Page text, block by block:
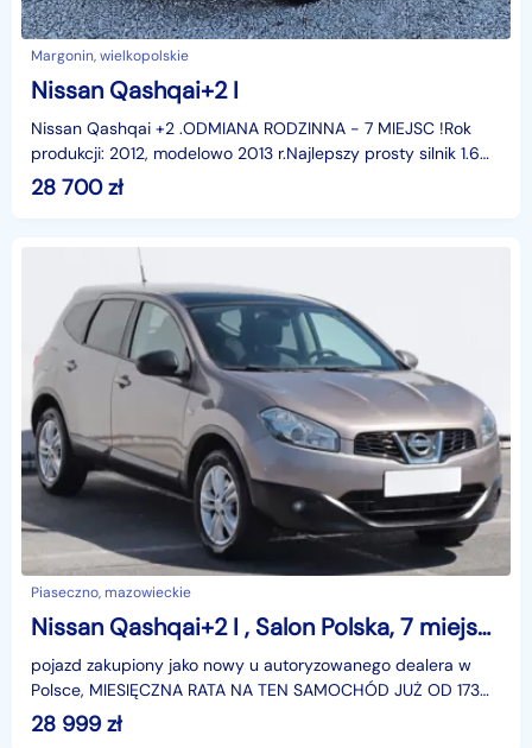
Margonin, wielkopolskie
Nissan Qashqai+2 I
Nissan Qashqai +2 .ODMIANA RODZINNA - 7 MIEJSC !Rok
produkcji: 2012, modelowo 2013 r.Najlepszy prosty silnik 1.6
dCi 130 KM.Bardzo żywotna,dynamiczna jednostka.
28 700zł
Piaseczno, mazowieckie
Nissan Qashqai+2 I , Salon Polska, 7 miejsc, Klimatronic, Tempomat, Parktronic,
pojazd zakupiony jako nowy u autoryzowanego dealera w
Polsce, MIESIĘCZNA RATA NA TEN SAMOCHÓD JUŻ OD 173
PLN*Podana w ogłoszeniu lokalizacja pojazdu jest aktua
28 999 zł